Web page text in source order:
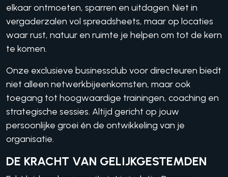
elkaar ontmoeten, sparren en uitdagen. Niet in
vergaderzalen vol spreadsheets, maar op locaties
waar rust, natuur en ruimte je helpen om tot de kern
te komen.
Onze exclusieve businessclub voor directeuren biedt
niet alleen netwerkbijeenkomsten, maar ook
toegang tot hoogwaardige trainingen, coaching en
strategische sessies. Altijd gericht op jouw
persoonlijke groei én de ontwikkeling van je
organisatie.
DE KRACHT VAN GELIJKGESTEMDEN